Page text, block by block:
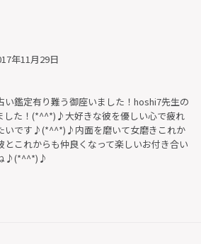
年11月29日
鑑定有り難う御座いました！hoshi7先生の
した！(*^^*)♪大好きな彼を優しい心で疲れ
いです♪(*^^*)♪内面を磨いて女磨きこれか
とこれからも仲良くなって楽しいお付き合い
♪(*^^*)♪